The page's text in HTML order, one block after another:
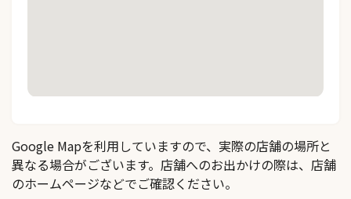
Google Mapを利用していますので、実際の店舗の場所と
異なる場合がございます。店舗へのお出かけの際は、店舗
のホームページなどでご確認ください。